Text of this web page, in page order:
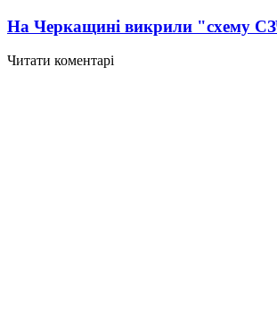
На Черкащині викрили "схему
Читати коментарі